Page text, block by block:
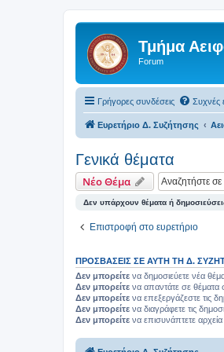
Τμήμα
Forum
Γρήγορες συνδέσεις Συχνές
Ευρετήριο Δ. Συζήτησης
Γενικά θέματα
Νέο Θέμα
Δεν υπάρχουν θέματα ή
Επιστροφή στο ευρετήριο
ΠΡΟΣΒΆΣΕΙΣ ΣΕ ΑΥΤΉ ΤΗ Δ.
Δεν μπορείτε να δημοσιεύετε νέα
Δεν μπορείτε να απαντάτε σε θέματα
Δεν μπορείτε να επεξεργάζεστε τις
Δεν μπορείτε να διαγράφετε τις
Δεν μπορείτε να επισυνάπτετε